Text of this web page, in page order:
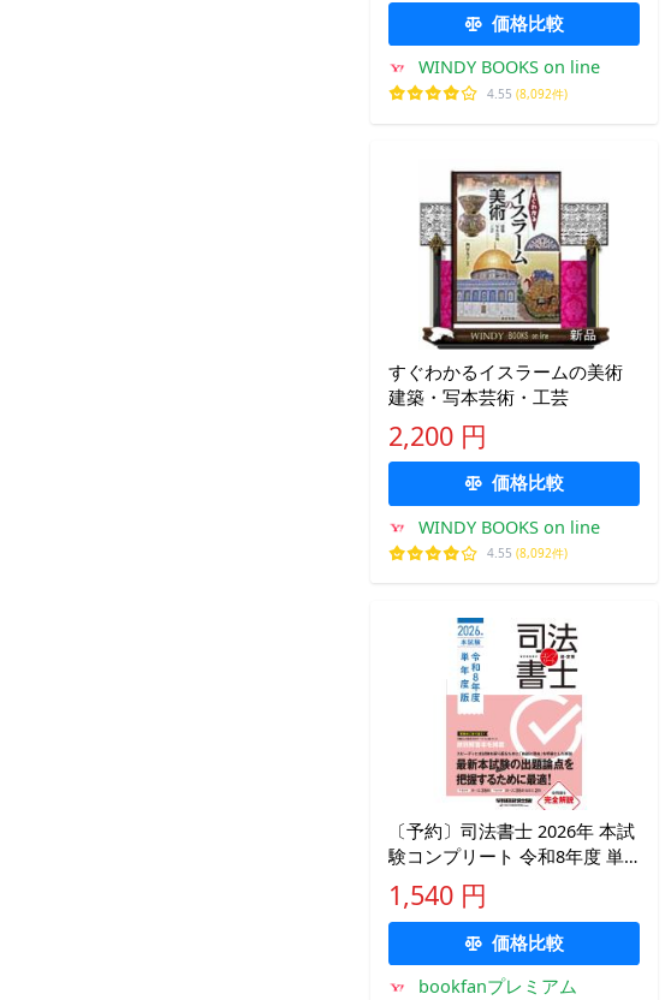
価格比較
WINDY BOOKS on line
4.55 (8,092件)
すぐわかるイスラームの美術
建築・写本芸術・工芸
2,200 円
価格比較
WINDY BOOKS on line
4.55 (8,092件)
〔予約〕司法書士 2026年 本試
験コンプリート 令和8年度 単
年度版/早稲田経営出版編集部
1,540 円
価格比較
bookfanプレミアム